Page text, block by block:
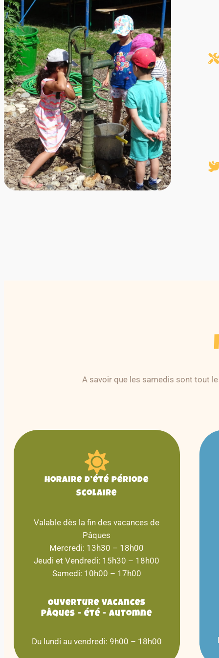
A savoir que les samedis sont tout
Horaire d’été période
scolaire
Valable dès la fin des vacances de
Pâques
Mercredi: 13h30 – 18h00
Jeudi et Vendredi: 15h30 – 18h00
Samedi: 10h00 – 17h00
Ouverture vacances
Pâques - été - Automne
Du lundi au vendredi: 9h00 – 18h00